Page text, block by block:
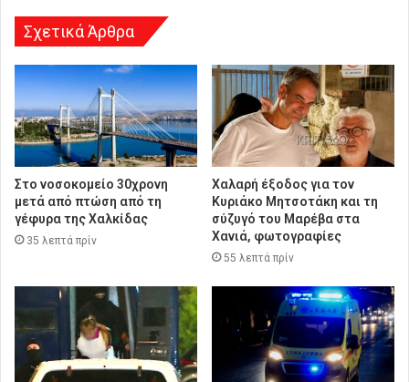
Σχετικά Άρθρα
Στο νοσοκομείο 30χρονη
μετά από πτώση από τη
γέφυρα της Χαλκίδας
35 λεπτά πρίν
Χαλαρή έξοδος για τον
Κυριάκο Μητσοτάκη και τη
σύζυγό του Μαρέβα στα
Χανιά, φωτογραφίες
55 λεπτά πρίν